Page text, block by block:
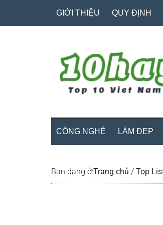
GIỚI THIỆU QUY ĐỊNH
CÔNG NGHỆ LÀM ĐẸP
Bạn đang ở:Trang chủ / Top